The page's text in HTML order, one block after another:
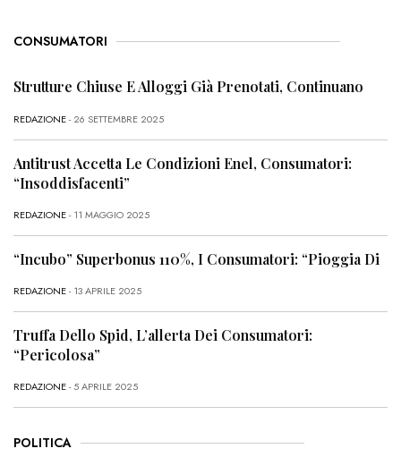
CONSUMATORI
Strutture Chiuse E Alloggi Già Prenotati, Continuano
REDAZIONE- 26 SETTEMBRE 2025
Antitrust Accetta Le Condizioni Enel, Consumatori:
“Insoddisfacenti”
REDAZIONE- 11 MAGGIO 2025
“Incubo” Superbonus 110%, I Consumatori: “Pioggia Di
REDAZIONE- 13 APRILE 2025
Truffa Dello Spid, L’allerta Dei Consumatori:
“Pericolosa”
REDAZIONE- 5 APRILE 2025
POLITICA